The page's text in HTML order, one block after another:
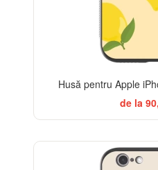
Husă pentru Apple
de la